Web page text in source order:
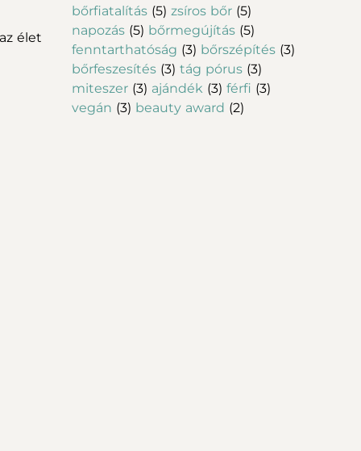
élet
bőrfiatalítás (5) zsíros bőr (5)
napozás (5) bőrmegújítás (5)
fenntarthatóság (3) bőrszépítés (3)
bőrfeszesítés (3) tág pórus (3)
miteszer (3) ajándék (3) férfi (3)
vegán (3) beauty award (2)